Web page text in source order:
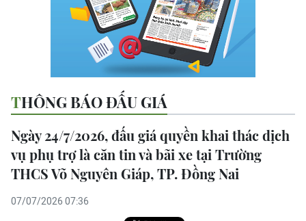
THÔNG BÁO ĐẤU GIÁ
Ngày 24/7/2026, đấu giá quyền khai thác dịch
vụ phụ trợ là căn tin và bãi xe tại Trường
THCS Võ Nguyên Giáp, TP. Đồng Nai
07/07/2026 07:36